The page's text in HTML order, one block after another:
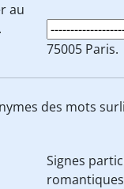
au
75005 Paris.
des mots
Signes